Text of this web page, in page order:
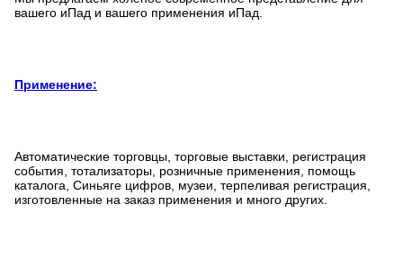
вашего иПад и вашего применения иПад.
Применение:
Автоматические торговцы, торговые выставки, регистрация
события, тотализаторы, розничные применения, помощь
каталога, Синьяге цифров, музеи, терпеливая регистрация,
изготовленные на заказ применения и много других.